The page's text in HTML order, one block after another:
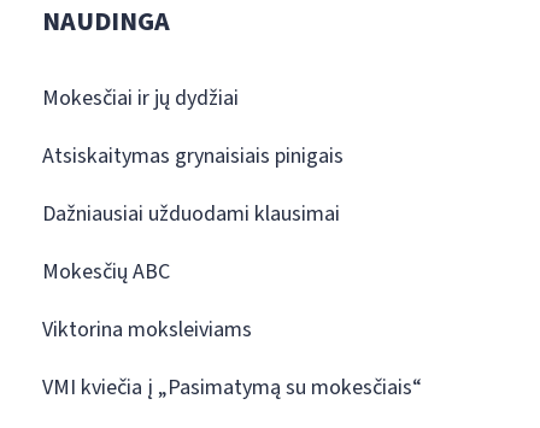
NAUDINGA
Mokesčiai ir jų dydžiai
Atsiskaitymas grynaisiais pinigais
Dažniausiai užduodami klausimai
Mokesčių ABC
Viktorina moksleiviams
VMI kviečia į „Pasimatymą su mokesčiais“